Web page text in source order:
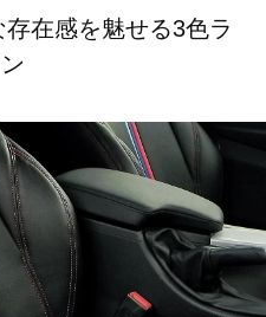
在感を魅せる3色ラ